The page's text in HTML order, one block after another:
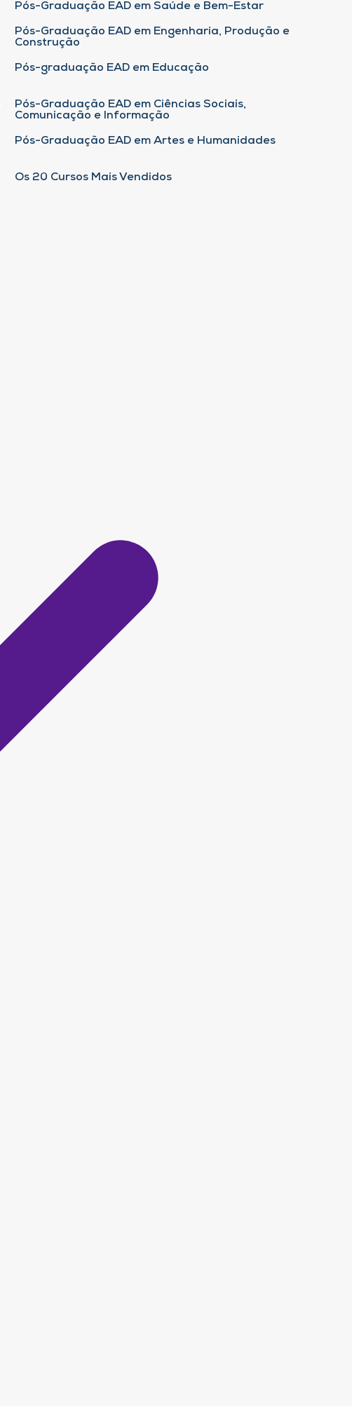
Pós-Graduação EAD em Saúde e Bem-Estar
Pós-Graduação EAD em Engenharia, Produção e
Construção
Pós-graduação EAD em Educação
Pós-Graduação EAD em Ciências Sociais,
Comunicação e Informação
Pós-Graduação EAD em Artes e Humanidades
Os 20 Cursos Mais Vendidos